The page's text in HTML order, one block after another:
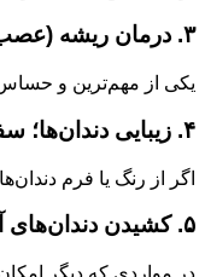
۳. درمان ریشه (عصب‌کشی)
یکی از مهم‌ترین و
۴. زیبایی دندان‌ها؛ سفید کردن، لمینت و ونیر
اگر از رنگ یا فرم
۵. کشیدن دندان‌های آسیب‌دیده یا نهفته
در مواردی که دیگر